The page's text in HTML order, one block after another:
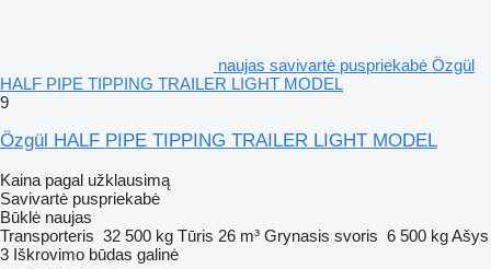
naujas savivartė puspriekabė Özgül
HALF PIPE TIPPING TRAILER LIGHT MODEL
9
Özgül HALF PIPE TIPPING TRAILER LIGHT MODEL
Kaina pagal užklausimą
Savivartė puspriekabė
Būklė naujas
Transporteris 32 500 kg Tūris 26 m³ Grynasis svoris 6 500 kgAšys
3 Iškrovimo būdas galinė